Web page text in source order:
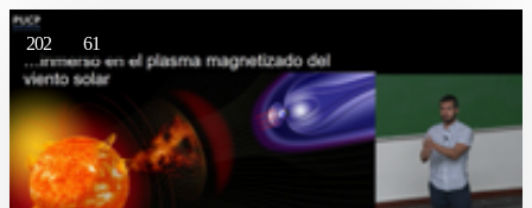
202 61